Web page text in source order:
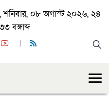
০৮ অগাস্ট ২০২৬, ২৪
বঙ্গাব্দ